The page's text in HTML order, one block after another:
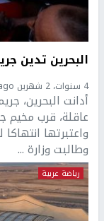
البحرين تدين
4 سنوات، 2 شهرين ago
أدانت البحرين،
عاقلة، قرب مخيم
واعتبرتها
وطالبت وزارة ...
رياضة عربية